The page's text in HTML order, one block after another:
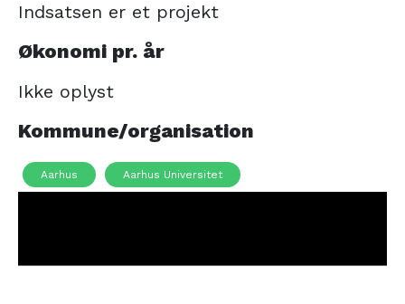
Indsatsen er et projekt
Økonomi pr. år
Ikke oplyst
Kommune/organisation
Aarhus Aarhus Universitet